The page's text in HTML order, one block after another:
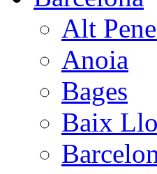
Alt
Anoia
Bages
Baix